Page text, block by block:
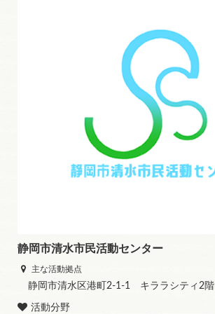
静岡市清水市民活動センター
主な活動拠点
静岡市清水区港町2-1-1 キララシティ2階
活動分野